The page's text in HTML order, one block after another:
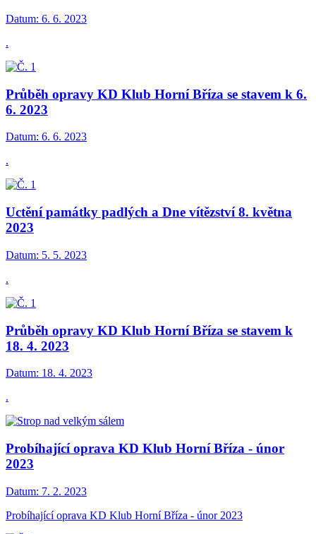
Datum: 6. 6. 2023
.
Průběh opravy KD Klub Horní Bříza se stavem k 6.
6. 2023
Datum: 6. 6. 2023
.
Uctění památky padlých a Dne vítězství 8. května
2023
Datum: 5. 5. 2023
.
Průběh opravy KD Klub Horní Bříza se stavem k
18. 4. 2023
Datum: 18. 4. 2023
.
Probíhající oprava KD Klub Horní Bříza - únor
2023
Datum: 7. 2. 2023
Probíhající oprava KD Klub Horní Bříza - únor 2023